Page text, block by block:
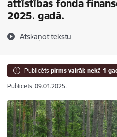
attīstības fonda
2025. gadā.
Atskaņot tekstu
Publicēts pirms vairāk nekā 1
Publicēts: 09.01.2025.